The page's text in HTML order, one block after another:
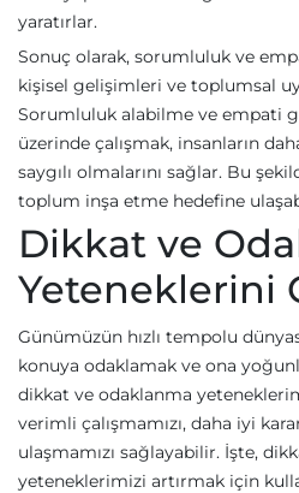
yaratırlar.
Sonuç olarak, sorumluluk ve
kişisel gelişimleri ve toplumsal
Sorumluluk alabilme ve empati
üzerinde çalışmak, insanların
saygılı olmalarını sağlar. Bu
toplum inşa etme hedefine
Dikkat ve
Yeteneklerini
Günümüzün hızlı tempolu
konuya odaklamak ve ona
dikkat ve odaklanma
verimli çalışmamızı, daha iyi
ulaşmamızı sağlayabilir. İşte,
yeteneklerimizi artırmak için